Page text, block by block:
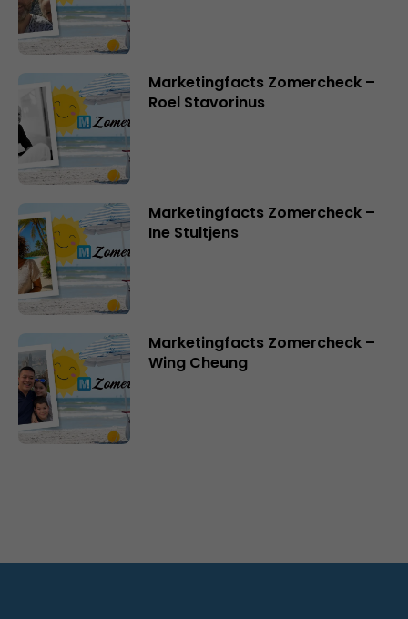
Marketingfacts Zomercheck –
Roel Stavorinus
Marketingfacts Zomercheck –
Ine Stultjens
Marketingfacts Zomercheck –
Wing Cheung